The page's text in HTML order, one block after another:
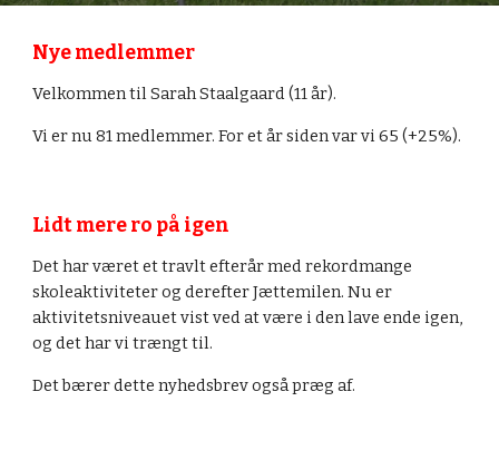
Nye medlemmer
Velkommen til Sarah Staalgaard (11 år).
Vi er nu 81 medlemmer. For et år siden var vi 65 (+25%).
Lidt mere ro på igen
Det har været et travlt efterår med rekordmange
skoleaktiviteter og derefter Jættemilen. Nu er
aktivitetsniveauet vist ved at være i den lave ende igen,
og det har vi trængt til.
Det bærer dette nyhedsbrev også præg af.